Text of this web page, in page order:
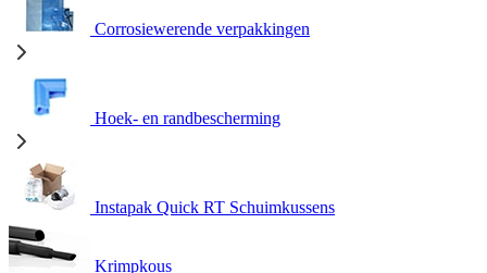
Corrosiewerende verpakkingen
Hoek- en randbescherming
Instapak Quick RT Schuimkussens
Krimpkous